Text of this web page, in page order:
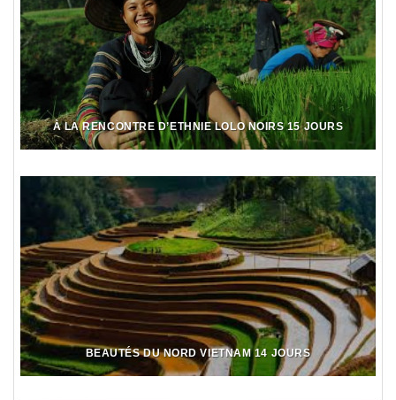
À LA RENCONTRE D’ETHNIE LOLO NOIRS 15 JOURS
BEAUTÉS DU NORD VIETNAM 14 JOURS